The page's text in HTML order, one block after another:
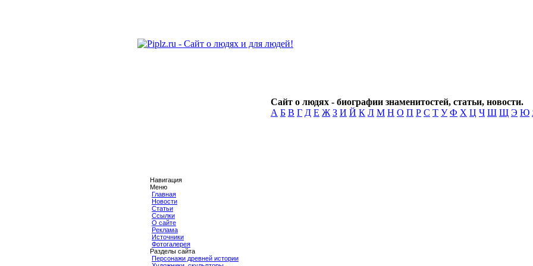
Сайт о людях - биографии знаменитостей, статьи, новости.
А Б В Г Д Е Ж З И Й К Л М Н О П Р С Т У Ф Х Ц Ч Ш Щ Э Ю
Навигация
Меню
Главная
Новости
Статьи
Ссылки
О сайте
Реклама
Источники
Фотогалерея
Разделы сайта
Персонажи древней истории